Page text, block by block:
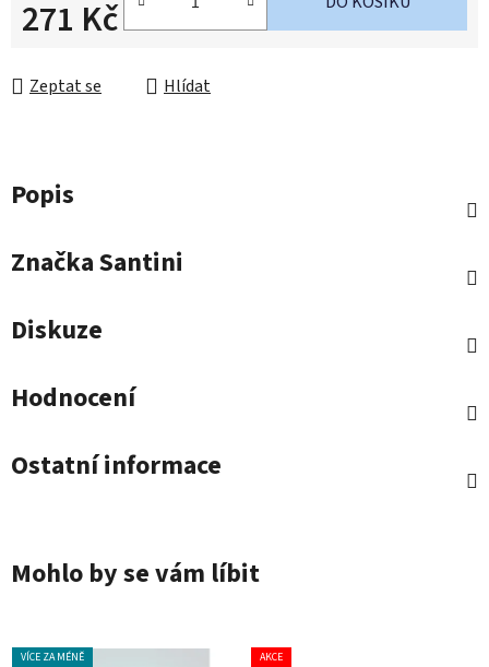
271 Kč
Zeptat se Hlídat
Popis
ZnačkaSantini
Diskuze
Hodnocení
Ostatní informace
Mohlo by se vám líbit
VÍCE ZA MÉNĚ
AKCE